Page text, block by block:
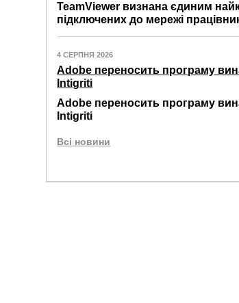
TeamViewer визнана єдиним
підключених до мережі
4 СЕРПНЯ 2026
Adobe переносить програму
Intigriti
Adobe переносить програму
Intigriti
Всі новини